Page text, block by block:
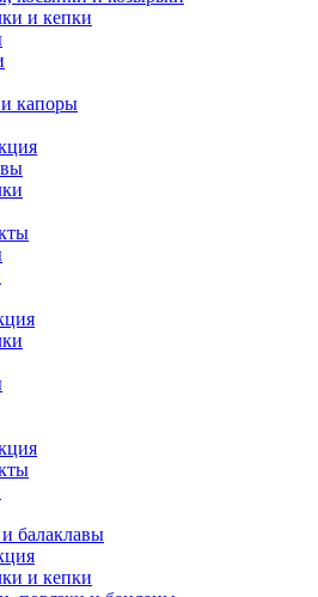
и кепки
капоры
балаклавы
и кепки